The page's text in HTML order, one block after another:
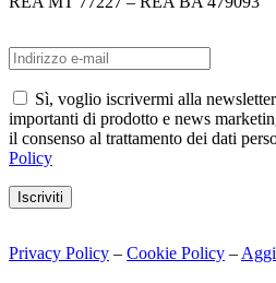
Sì, voglio iscrivermi alla
importanti di prodotto e news
il consenso al trattamento dei dati
Policy
Iscriviti
Privacy Policy – Cookie Policy –